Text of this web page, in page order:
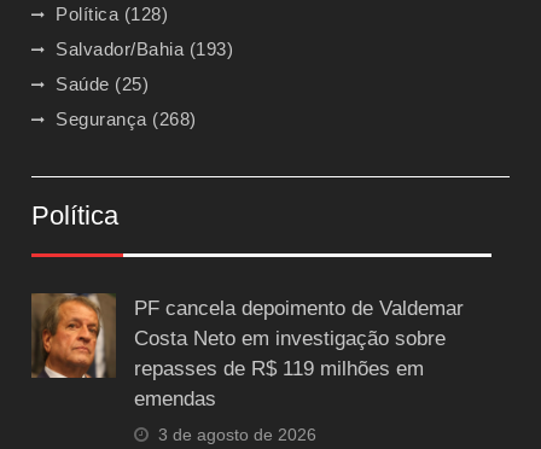
Política (128)
Salvador/Bahia (193)
Saúde (25)
Segurança (268)
Política
PF cancela depoimento de Valdemar
Costa Neto em investigação sobre
repasses de R$ 119 milhões em
emendas
3 de agosto de 2026